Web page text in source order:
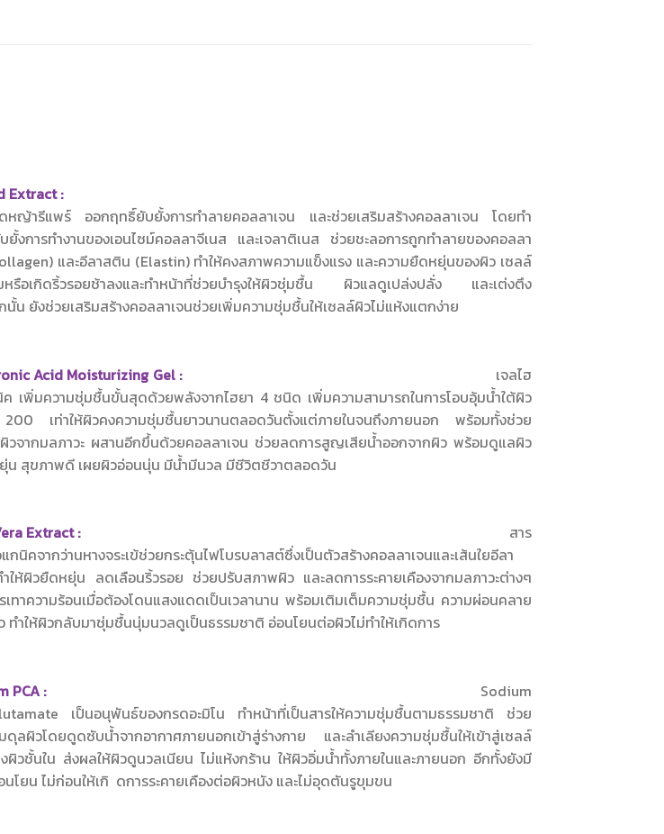
Extract :
หญ้ารีแพร์ ออกฤทธิ์ยับยั้งการทำลายคอลลาเจน และช่วยเสริมสร้างคอลลาเจน โดยทำ
ยั้งการทำงานของเอนไซม์คอลลาจีเนส และเจลาติเนส ช่วยชะลอการถูกทำลายของคอลลา
และอีลาสติน (Elastin) ทำให้คงสภาพความแข็งแรง และความยืดหยุ่นของผิว เซลล์
หรือเกิดริ้วรอยช้าลงและทำหน้าที่ช่วยบำรุงให้ผิวชุ่มชื้น ผิวแลดูเปล่งปลั่ง และเต่งตึง
นั้น ยังช่วยเสริมสร้างคอลลาเจนช่วยเพิ่มความชุ่มชื้นให้เซลล์ผิวไม่แห้งแตกง่าย
Acid Moisturizing Gel : เจลไฮ
ค เพิ่มความชุ่มชื้นขั้นสุดด้วยพลังจากไฮยา 4 ชนิด เพิ่มความสามารถในการโอบอุ้มน้ำใต้ผิว
เท่าให้ผิวคงความชุ่มชื้นยาวนานตลอดวันตั้งแต่ภายในจนถึงภายนอก พร้อมทั้งช่วย
วจากมลภาวะ ผสานอีกขึ้นด้วยคอลลาเจน ช่วยลดการสูญเสียน้ำออกจากผิว พร้อมดูแลผิว
น สุขภาพดี เผยผิวอ่อนนุ่น มีน้ำมีนวล มีชีวิตชีวาตลอดวัน
Vera Extract : สาร
กนิคจากว่านหางจระเข้ช่วยกระตุ้นไฟโบรบลาสต์ซึ่งเป็นตัวสร้างคอลลาเจนและเส้นใยอีลา
ห้ผิวยืดหยุ่น ลดเลือนริ้วรอย ช่วยปรับสภาพผิว และลดการระคายเคืองจากมลภาวะต่างๆ
เทาความร้อนเมื่อต้องโดนแสงแดดเป็นเวลานาน พร้อมเติมเต็มความชุ่มชื้น ความผ่อนคลาย
ทำให้ผิวกลับมาชุ่มชื้นนุ่มนวลดูเป็นธรรมชาติ อ่อนโยนต่อผิวไม่ทำให้เกิดการ
PCA :
Sodium
เป็นอนุพันธ์ของกรดอะมิโน ทำหน้าที่เป็นสารให้ความชุ่มชื้นตามธรรมชาติ ช่วย
ดุลผิวโดยดูดซับน้ำจากอากาศภายนอกเข้าสู่ร่างกาย และลำเลียงความชุ่มชื้นให้เข้าสู่เซลล์
ผิวชั้นใน ส่งผลให้ผิวดูนวลเนียน ไม่แห้งกร้าน ให้ผิวอิ่มน้ำทั้งภายในและภายนอก อีกทั้งยังมี
นโยน ไม่ก่อนให้เกิ ดการระคายเคืองต่อผิวหนัง และไม่อุดตันรูขุมขน